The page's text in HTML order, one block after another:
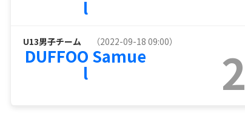
l
U13男子チーム （2022-09-18 09:00）
DUFFOO Samue
l 2